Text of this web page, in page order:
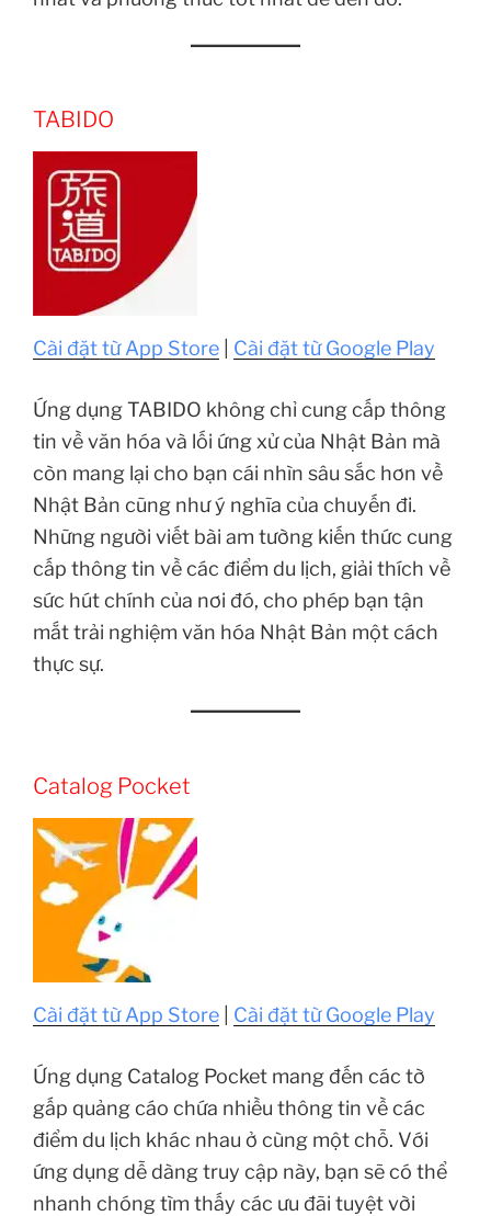
TABIDO
Cài đặt từ App Store Cài đặt từ Google Play
Ứng dụng TABIDO không chỉ cung cấp thông
tin về văn hóa và lối ứng xử của Nhật Bản mà
còn mang lại cho bạn cái nhìn sâu sắc hơn về
Nhật Bản cũng như ý nghĩa của chuyến đi.
Những người viết bài am tường kiến thức cung
cấp thông tin về các điểm du lịch, giải thích về
sức hút chính của nơi đó, cho phép bạn tận
mắt trải nghiệm văn hóa Nhật Bản một cách
thực sự.
Catalog Pocket
Cài đặt từ App Store Cài đặt từ Google Play
Ứng dụng Catalog Pocket mang đến các tờ
gấp quảng cáo chứa nhiều thông tin về các
điểm du lịch khác nhau ở cùng một chỗ. Với
ứng dụng dễ dàng truy cập này, bạn sẽ có thể
nhanh chóng tìm thấy các ưu đãi tuyệt vời